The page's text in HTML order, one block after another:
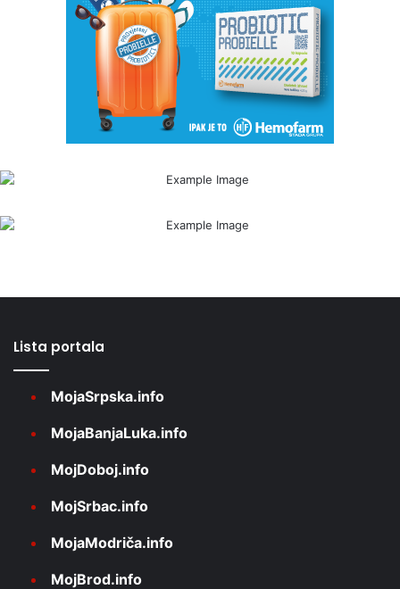
Lista portala
MojaSrpska.info
MojaBanjaLuka.info
MojDoboj.info
MojSrbac.info
MojaModriča.info
MojBrod.info